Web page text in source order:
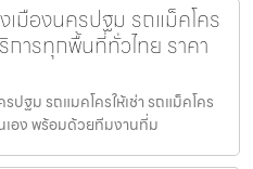
เมืองนครปฐม รถแม็คโคร
การทุกพื้นที่ทั่วไทย ราคา
ปฐม รถแมคโครให้เช่า รถแม็คโคร
เอง พร้อมด้วยทีมงานที่ม